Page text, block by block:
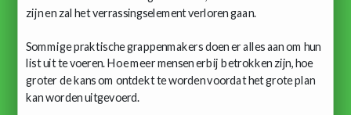
zijn en zal het verrassingselement verloren gaan.
Sommige praktische grappenmakers doen er alles aan om hun
list uit te voeren. Hoe meer mensen erbij betrokken zijn, hoe
groter de kans om ontdekt te worden voordat het grote plan
kan worden uitgevoerd.